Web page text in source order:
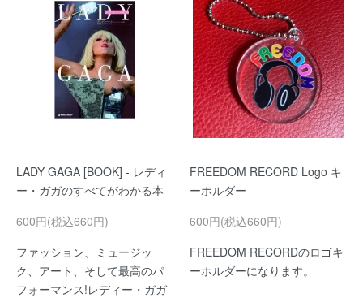
LADY GAGA [BOOK] - レディ
ー・ガガのすべてがわかる本
600円(税込660円)
ファッション、ミュージッ
ク、アート、そして最高のパ
フォーマンス!レディー・ガガ
FREEDOM RECORD Logo キ
ーホルダー
600円(税込660円)
FREEDOM RECORDのロゴキ
ーホルダーになります。